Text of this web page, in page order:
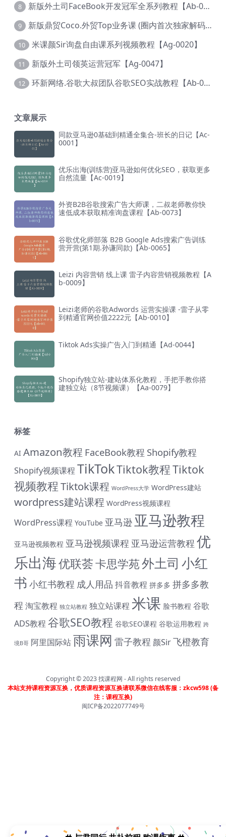
8 新版外土司FaceBook开发冠军全系列教程【Ab-0021】
9 新版鼎贸Coco.外贸Top业务课 (圈内首次独家解码|460节课)【Ag-0091】
10 米课颜Sir询盘自由课系列视频教程【Ag-0020】
11 新版外土司领英运营冠军【Ag-0047】
12 环新网络.谷歌大叔团队谷歌SEO实战教程【Ab-0024】
文章展示
同款亚马逊0基础到精通全集合-班长的日记【Ac-
0001】
优乐出海(训练营)亚马逊如何优化SEO，获取更多
自然流量【Ac-0019】
外资B2B谷歌搜索广告大师课，二叔老师教你快
速低成本获取精准询盘课程【Ab-0073】
谷歌优化师部落 B2B Google Ads搜索广告训练
营开营(第1期.孙谦同款)【Ab-0065】
Leizi 内容营销 线上课 雷子内容营销视频教程【A
b-0009】
Leizi老师的谷歌Adwords 运营实操课 -雷子从零
到精通官网价值2222元【Ab-0010】
Tiktok Ads实操广告入门到精通【Ad-0044】
Shopify独立站-建站体系化教程，手把手教你搭
建独立站（8节视频课）【Aa-0079】
标签
AI Amazon教程 FaceBook教程 Shopify教程
Shopify视频课程TikTokTiktok教程Tiktok
视频教程Tiktok课程 WordPress大学 WordPress建站
wordpress建站课程 WordPress视频课程
WordPress课程 YouTube 亚马逊 亚马逊教程
亚马逊视频教程 亚马逊视频课程 亚马逊运营教程 优
乐出海优联荟卡思学苑外土司 小红
书 小红书教程 成人用品 抖音教程 拼多多 拼多多教
程 淘宝教程 独立站教程 独立站课程米课 脸书教程 谷歌
ADS教程谷歌SEO教程 谷歌SEO课程 谷歌运用教程 跨
境B哥 阿里国际站雨课网 雷子教程 颜Sir飞橙教育
Copyright © 2023找课程网 - All rights reserved
本站支持课程资源互换，优质课程资源互换请联系微信在线客服：zkcw598 (备
注：课程互换)
闽ICP备2022077749号